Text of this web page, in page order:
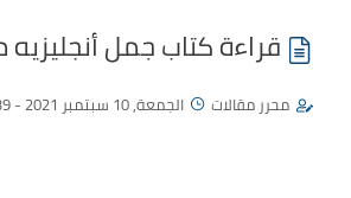
قراءة كتاب جمل
محرر مقالات الجمعة, 10 سبتمبر 2021 - 03:39 م